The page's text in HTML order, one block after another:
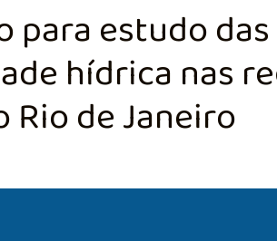
estudo
hídrica nas
de Janeiro